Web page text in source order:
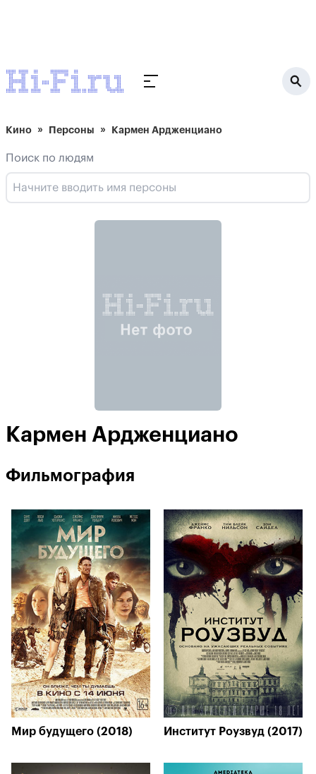
Кино Персоны Кармен Ардженциано
Поиск по людям
Кармен Ардженциано
Фильмография
Мир будущего (2018) Институт Роузвуд (2017)